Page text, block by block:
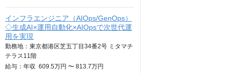
インフラエンジニア（AIOps/GenOps）
◇生成AI×運用自動化×AIOpsで次世代運
用を実現
勤務地：東京都港区芝五丁目34番2号 ミタマチ
テラス11階
給与： 年収 609.5万円 〜 813.7万円